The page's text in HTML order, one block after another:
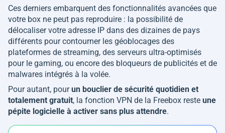
Ces derniers embarquent des fonctionnalités avancées que
votre box ne peut pas reproduire : la possibilité de
délocaliser votre adresse IP dans des dizaines de pays
différents pour contourner les géoblocages des
plateformes de streaming, des serveurs ultra-optimisés
pour le gaming, ou encore des bloqueurs de publicités et de
malwares intégrés à la volée.
Pour autant, pourun bouclier de sécurité quotidien et
totalement gratuit, la fonction VPN de la Freebox reste une
pépite logicielle à activer sans plus attendre.